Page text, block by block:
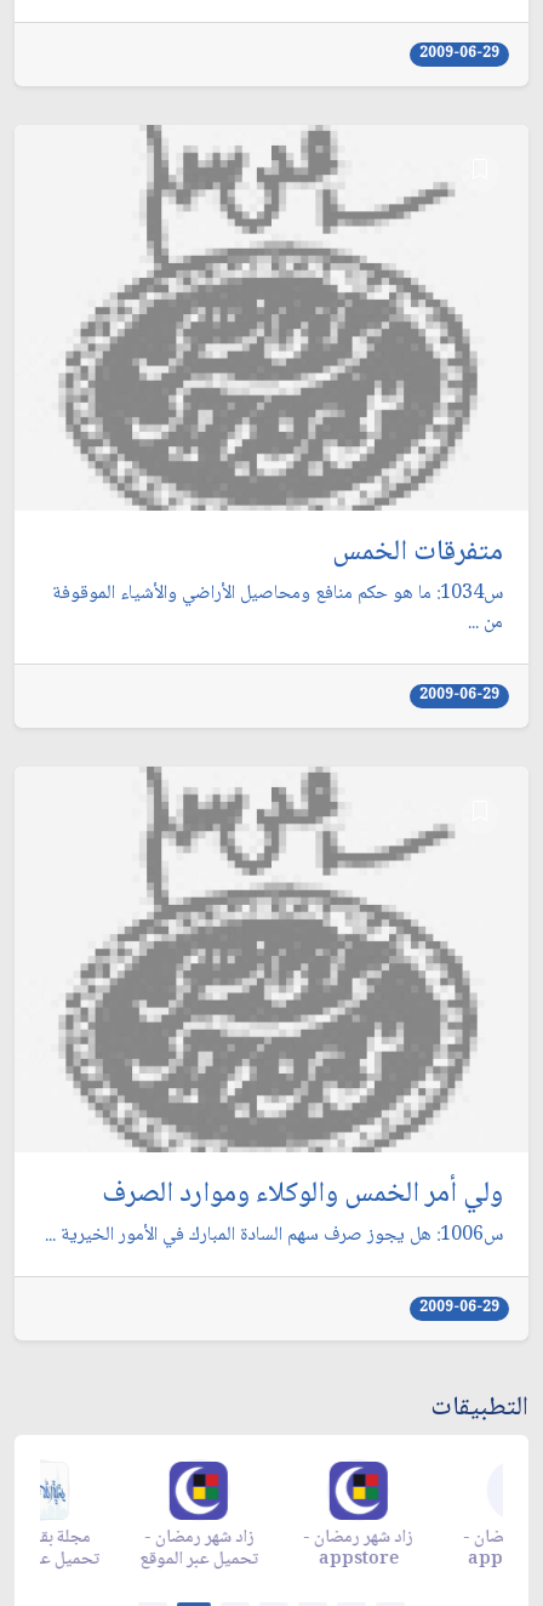
2009-06-29
متفرقات الخمس
س1034: ما هو حكم منافع ومحاصيل الأراضي والأشياء الموقوفة
من ...
2009-06-29
ولي أمر الخمس والوكلاء وموارد الصرف
س1006: هل يجوز صرف سهم السادة المبارك في الأمور الخيرية ...
2009-06-29
التطبيقات
زاد شهر رمضان -
تحميل عبر الموقع
زاد شهر رمضان -
appstore
زاد شهر رمضان -
appgallery